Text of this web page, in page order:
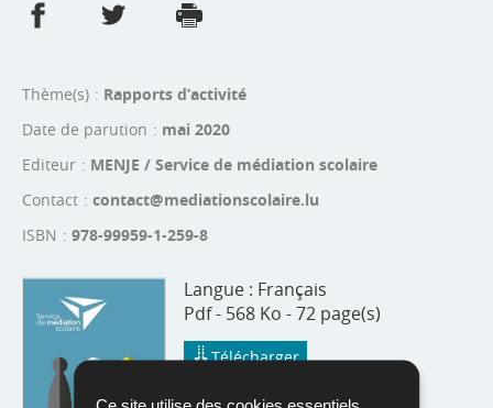
Ce site utilise des cookies essentiels
Partager sur Facebook
Partager sur Twitter
Thème(s)
Rapports d’activité
Date de parution
mai 2020
Editeur
MENJE / Service de médiation scolaire
Contact
contact@mediationscolaire.lu
ISBN
978-99959-1-259-8
Langue : Français
Pdf - 568 Ko - 72 page(s)
Télécharger